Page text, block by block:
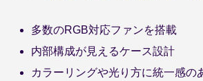
多数のRGB対応ファンを搭載
内部構成が見えるケース設計
カラーリングや光り方に統一感の